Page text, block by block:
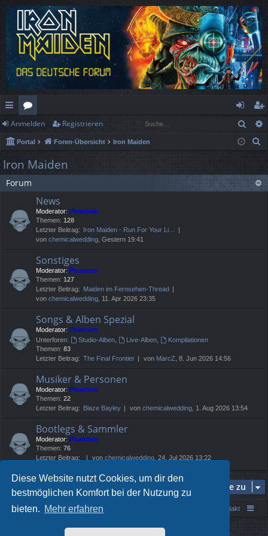
Diese Website nutzt Cookies, um dir den
bestmöglichen Komfort bei der Nutzung zu
bieten. Mehr erfahren
ch
ne
llz
ug
or
en
n
m
eg
ist
re
Anmelden Registrieren
Portal Foren-Übersicht Iron Maiden
e
Iron Maiden
Forum
News
Moderator: Phantom
Themen: 128
Letzter Beitrag: Iron Maiden - Run For Your Li…
von chemicalwedding , Gestern 19:41
Sonstiges
Moderator: Phantom
Themen: 127
Letzter Beitrag: Maiden im Fernsehen-Thread
von chemicalwedding , 11. Apr 2026 23:35
Songs & Alben Spezial
Moderator: Phantom
Unterforen:
Studio-Alben, Live-Alben,
Kompilationen
Themen: 83
Letzter Beitrag: The Final Frontier von MarcZ , 8. Jun 2026 14:56
Musiker & Personen
Moderator: Phantom
Themen: 22
Letzter Beitrag: Blaze Bayley von chemicalwedding , 1. Aug 2026 13:54
Bootlegs & Sammler
Moderator: Phantom
Themen: 76
Letzter Beitrag:
von chemicalwedding , 24. Jul 2026 13:22
Gehe zu
Portal Foren-Übersicht Kontakt
Powered byphpBB® Forum Software © phpBB Limited